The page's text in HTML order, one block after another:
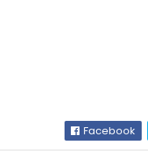
Facebook